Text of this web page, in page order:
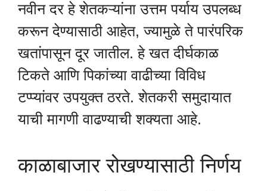
नवीन दर हे शेतकऱ्यांना उत्तम पर्याय उपलब्ध
करून देण्यासाठी आहेत, ज्यामुळे ते पारंपरिक
खतांपासून दूर जातील. हे खत दीर्घकाळ
टिकते आणि पिकांच्या वाढीच्या विविध
टप्प्यांवर उपयुक्त ठरते. शेतकरी समुदायात
याची मागणी वाढण्याची शक्यता आहे.
काळाबाजार रोखण्यासाठी निर्णय